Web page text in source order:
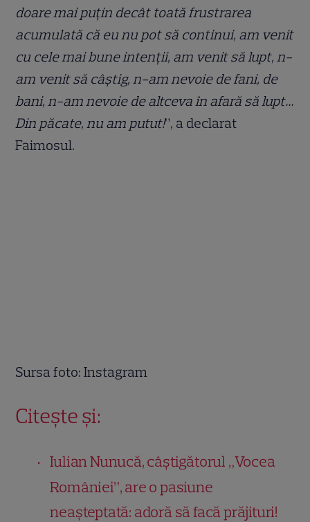
doare mai puțin decât toată frustrarea
acumulată că eu nu pot să continui, am venit
cu cele mai bune intenții, am venit să lupt, n-
am venit să câștig, n-am nevoie de fani, de
bani, n-am nevoie de altceva în afară să lupt…
Din păcate, nu am putut!”, a declarat
Faimosul.
Sursa foto: Instagram
Citește și:
Iulian Nunucă, câștigătorul „Vocea
României”, are o pasiune
neașteptată: adoră să facă prăjituri!